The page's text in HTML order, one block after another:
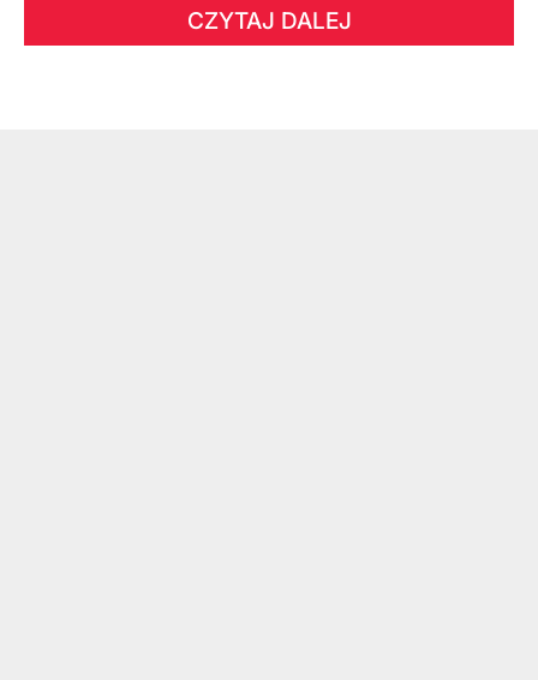
CZYTAJ DALEJ